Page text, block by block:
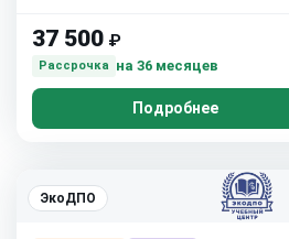
37 500 ₽
Рассрочка на 36 месяцев
Подробнее
ЭкоДПО